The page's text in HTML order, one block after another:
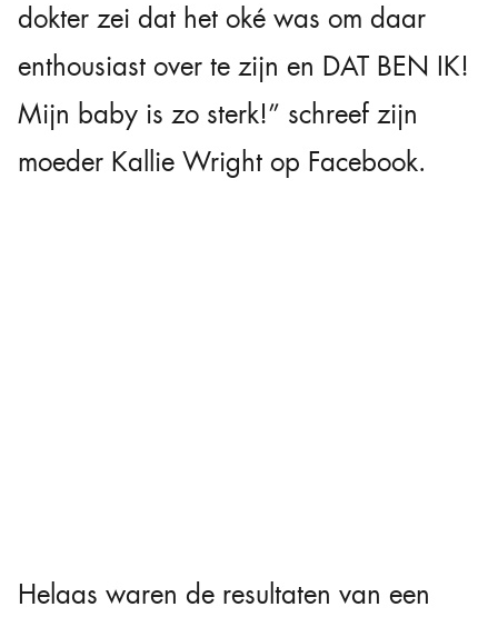
dokter zei dat het oké was om daar
enthousiast over te zijn en DAT BEN IK!
Mijn baby is zo sterk!” schreef zijn
moeder Kallie Wright op Facebook.
Helaas waren de resultaten van een